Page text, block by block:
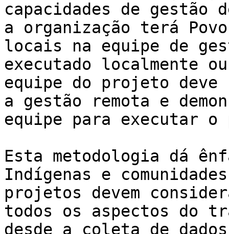
capacidades de
a organização terá
locais na equipe de
executado localmente
equipe do projeto
a gestão remota e
equipe para executar o
Esta metodologia dá
Indígenas e
projetos devem
todos os aspectos do
desde a coleta de